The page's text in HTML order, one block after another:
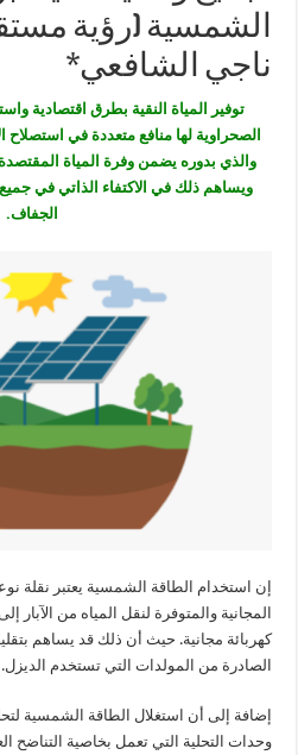
الشمسية (رؤية
ناجي الشافعي*
توفير المياة النقية بطرق اقتصادية
الصحراوية لها منافع متعددة في استصلاح
والذي بدوره يضمن وفرة المياة
ويساهم ذلك في الاكتفاء الذاتي في
الجفاف.
إن استخدام الطاقة الشمسية يعتبر نقلة
المجانية والمتوفرة لنقل المياه من الآبار
كهربائة مجانية. حيث أن ذلك قد يساهم
الصادرة من المولدات التي تستخدم الديزل.
إضافة إلى أن استغلال الطاقة الشمسية
وحدات التحلية التي تعمل بخاصية التناضح